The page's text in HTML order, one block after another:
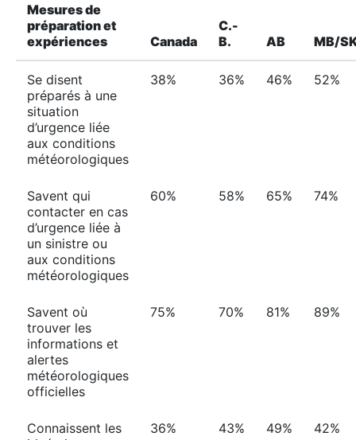
Mesures de
préparation et
expériences
Canada
C.-
B.
AB MB/
Se disent
préparés à une
situation
d’urgence liée
aux conditions
météorologiques
38% 36% 46% 52%
Savent qui
contacter en cas
d’urgence liée à
un sinistre ou
aux conditions
météorologiques
60% 58% 65% 74%
Savent où
trouver les
informations et
alertes
météorologiques
officielles
75% 70% 81% 89%
Connaissent les
36% 43% 49% 42%